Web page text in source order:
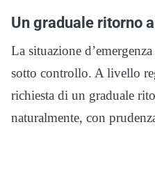
Un graduale ritorno
La situazione
sotto controllo. A livello
richiesta di un graduale
naturalmente, con